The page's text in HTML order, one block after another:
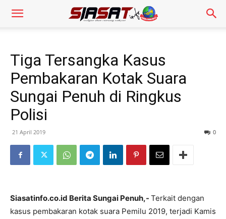
Tiga Tersangka Kasus
Pembakaran Kotak Suara
Sungai Penuh di Ringkus
Polisi
21 April 2019 0
Siasatinfo.co.id Berita Sungai Penuh,- Terkait dengan
kasus pembakaran kotak suara Pemilu 2019, terjadi Kamis